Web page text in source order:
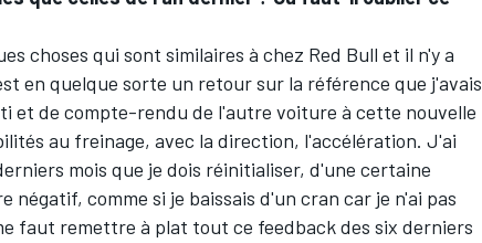
choses qui sont similaires à chez Red Bull et il n'y a
en quelque sorte un retour sur la référence que j'avais
et de compte-rendu de l'autre voiture à cette nouvelle
au freinage, avec la direction, l'accélération. J'ai
mois que je dois réinitialiser, d'une certaine
négatif, comme si je baissais d'un cran car je n'ai pas
faut remettre à plat tout ce feedback des six derniers